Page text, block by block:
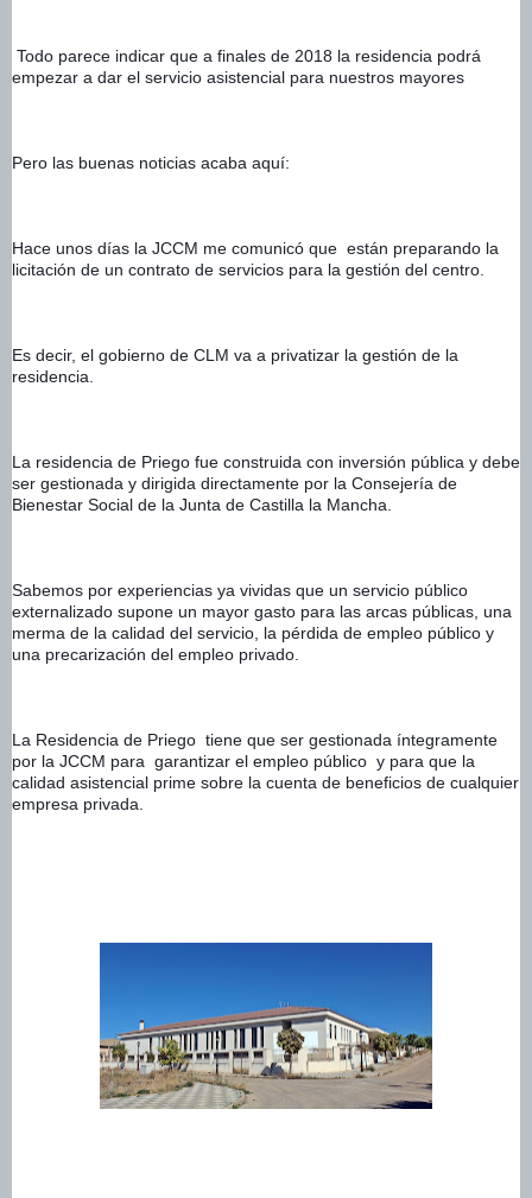
empezar a dar el servicio asistencial para nuestros mayores
Pero las buenas noticias acaba aquí:
Hace unos días la JCCM me comunicó que  están preparando la
licitación de un contrato de servicios para la gestión del centro.
Es decir, el gobierno de CLM va a privatizar la gestión de la
residencia.
La residencia de Priego fue construida con inversión pública y debe
ser gestionada y dirigida directamente por la Consejería de
Bienestar Social de la Junta de Castilla la Mancha.
Sabemos por experiencias ya vividas que un servicio público
externalizado supone un mayor gasto para las arcas públicas, una
merma de la calidad del servicio, la pérdida de empleo público y
una precarización del empleo privado.
La Residencia de Priego  tiene que ser gestionada íntegramente
por la JCCM para  garantizar el empleo público  y para que la
calidad asistencial prime sobre la cuenta de beneficios de cualquier
empresa privada.